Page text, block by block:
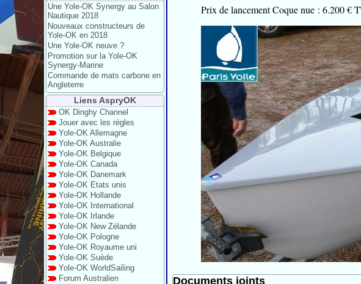
Une Yole-OK Synergy au Salon
Nautique 2018
Nouveaux constructeurs de
Yole-OK en 2018
Une Yole-OK neuve ?
Promotion sur la Yole-OK
Synergy-Marine
Commande de mats carbone en
Angleterre
Liens AspryOK
OK Dinghy Channel
Jouer avec les règles
Yole-OK Allemagne
Yole-OK Australie
Yole-OK Belgique
Yole-OK Canada
Yole-OK Danemark
Yole-OK Etats unis
Yole-OK Hollande
Yole-OK International
Yole-OK Irlande
Yole-OK New Zélande
Yole-OK Pologne
Yole-OK Royaume uni
Yole-OK Suède
Yole-OK WorldSailing
Forum Australien
Prix de lancement Coque nue : 6.200 €
Documents joints